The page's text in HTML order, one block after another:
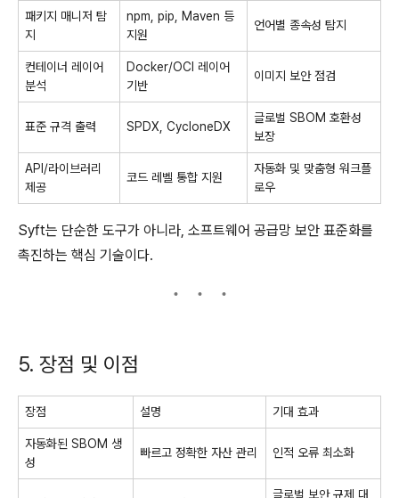
패키지 매니저 탐
지
npm, pip, Maven 등
지원
언어별 종속성 탐지
컨테이너 레이어
분석
Docker/OCI 레이어
기반
이미지 보안 점검
표준 규격 출력 SPDX, CycloneDX
글로벌 SBOM 호환성
보장
API/라이브러리
제공
코드 레벨 통합 지원
자동화 및 맞춤형 워크플
로우
Syft는 단순한 도구가 아니라, 소프트웨어 공급망 보안 표준화를
촉진하는 핵심 기술이다.
5. 장점 및 이점
장점 설명 기대 효과
자동화된 SBOM 생
성
빠르고 정확한 자산 관리 인적 오류 최소화
글로벌 보안 규제 대